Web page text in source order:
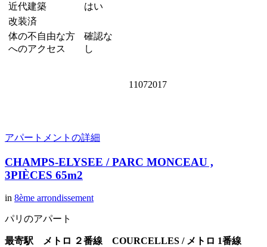
近代建築
はい
改装済
体の不自由な方
へのアクセス
確認な
し
11072017
アパートメントの詳細
CHAMPS-ELYSEE / PARC MONCEAU ,
3PIÈCES 65m2
in 8ème arrondissement
パリのアパート
最寄駅 メトロ ２番線 COURCELLES / メトロ 1番線